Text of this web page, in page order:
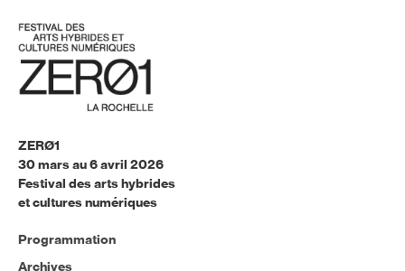
ZERØ1
30 mars au 6 avril 2026
Festival des arts hybrides
et cultures numériques
Programmation
Archives